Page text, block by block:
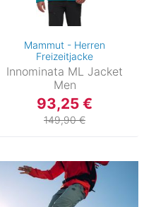
Mammut - Herren
Freizeitjacke
Innominata ML Jacket
Men
93,25 €
149,90 €